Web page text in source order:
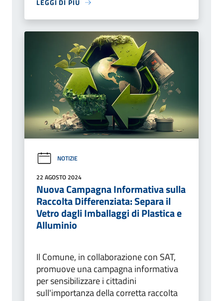
LEGGI DI PIÙ
NOTIZIE
22 AGOSTO 2024
Nuova Campagna Informativa sulla
Raccolta Differenziata: Separa il
Vetro dagli Imballaggi di Plastica e
Alluminio
Il Comune, in collaborazione con SAT,
promuove una campagna informativa
per sensibilizzare i cittadini
sull'importanza della corretta raccolta